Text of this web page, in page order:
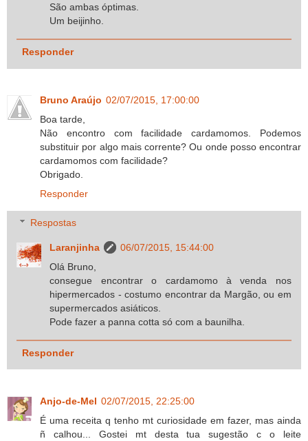
São ambas óptimas.
Um beijinho.
Responder
Bruno Araújo 02/07/2015, 17:00:00
Boa tarde,
Não encontro com facilidade cardamomos. Podemos
substituir por algo mais corrente? Ou onde posso encontrar
cardamomos com facilidade?
Obrigado.
Responder
Respostas
Laranjinha
06/07/2015, 15:44:00
Olá Bruno,
consegue encontrar o cardamomo à venda nos
hipermercados - costumo encontrar da Margão, ou em
supermercados asiáticos.
Pode fazer a panna cotta só com a baunilha.
Responder
Anjo-de-Mel 02/07/2015, 22:25:00
É uma receita q tenho mt curiosidade em fazer, mas ainda
ñ calhou... Gostei mt desta tua sugestão c o leite